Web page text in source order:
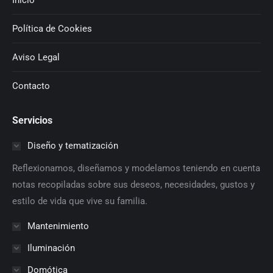
Política de Cookies
Aviso Legal
Contacto
Servicios
Diseño y tematización
Reflexionamos, diseñamos y modelamos teniendo en cuenta
notas recopiladas sobre sus deseos, necesidades, gustos y
estilo de vida que vive su familia.
Mantenimiento
Iluminación
Domótica